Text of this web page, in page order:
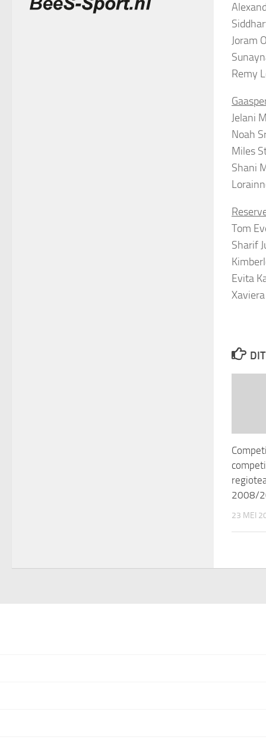
Joram
Remy
Jelani
Noah
Miles
Shani
Tom
Sharif
Evita
2008/
23 MEI